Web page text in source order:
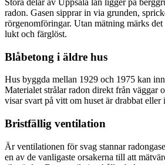
Stora delar av Uppsala län ligger på
radon. Gasen sipprar in via grunden,
rörgenomföringar. Utan mätning märks
lukt och färglöst.
Blåbetong i äldre hus
Hus byggda mellan 1929 och 1975 kan
Materialet strålar radon direkt från väggar
visar svart på vitt om huset är drabbat eller
Bristfällig ventilation
Är ventilationen för svag stannar
en av de vanligaste orsakerna till att